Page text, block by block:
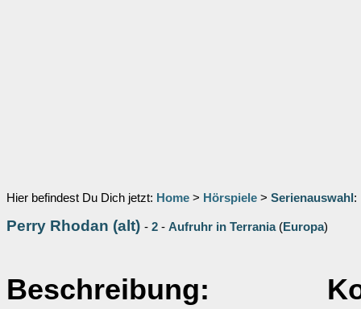
Hier befindest Du Dich jetzt: Home > Hörspiele > Serienauswahl :
Perry Rhodan (alt) - 2 - Aufruhr in Terrania(Europa)
Beschreibung: